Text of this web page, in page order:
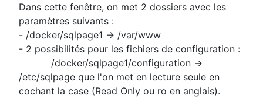
Dans cette fenêtre, on met 2 dossiers avec les
paramètres suivants :
- /docker/sqlpage1 -> /var/www
- 2 possibilités pour les fichiers de configuration :
/docker/sqlpage1/configuration ->
/etc/sqlpage que l'on met en lecture seule en
cochant la case (Read Only ou ro en anglais).